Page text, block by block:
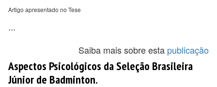
Artigo apresentado no Tese
...
Saiba mais sobre esta publicação
Aspectos Psicológicos da Seleção Brasileira
Júnior de Badminton.